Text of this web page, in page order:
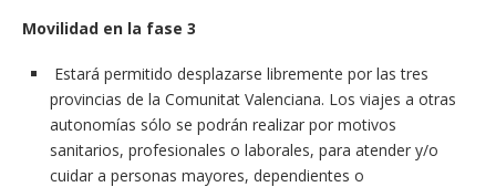
Movilidad en la fase 3
Estará permitido desplazarse libremente por las tres
provincias de la Comunitat Valenciana. Los viajes a otras
autonomías sólo se podrán realizar por motivos
sanitarios, profesionales o laborales, para atender y/o
cuidar a personas mayores, dependientes o